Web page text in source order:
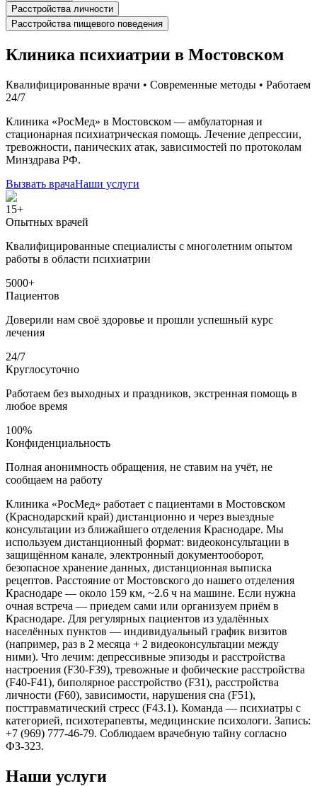
Расстройства личности
Расстройства пищевого поведения
Клиника психиатрии в Мостовском
Квалифицированные врачи • Современные методы • Работаем
24/7
Клиника «РосМед» в Мостовском — амбулаторная и
стационарная психиатрическая помощь. Лечение депрессии,
тревожности, панических атак, зависимостей по протоколам
Минздрава РФ.
Вызвать врачаНаши услуги
15+
Опытных врачей
Квалифицированные специалисты с многолетним опытом
работы в области психиатрии
5000+
Пациентов
Доверили нам своё здоровье и прошли успешный курс
лечения
24/7
Круглосуточно
Работаем без выходных и праздников, экстренная помощь в
любое время
100%
Конфиденциальность
Полная анонимность обращения, не ставим на учёт, не
сообщаем на работу
Клиника «РосМед» работает с пациентами в Мостовском
(Краснодарский край) дистанционно и через выездные
консультации из ближайшего отделения Краснодаре. Мы
используем дистанционный формат: видеоконсультации в
защищённом канале, электронный документооборот,
безопасное хранение данных, дистанционная выписка
рецептов. Расстояние от Мостовского до нашего отделения
Краснодаре — около 159 км, ~2.6 ч на машине. Если нужна
очная встреча — приедем сами или организуем приём в
Краснодаре. Для регулярных пациентов из удалённых
населённых пунктов — индивидуальный график визитов
(например, раз в 2 месяца + 2 видеоконсультации между
ними). Что лечим: депрессивные эпизоды и расстройства
настроения (F30-F39), тревожные и фобические расстройства
(F40-F41), биполярное расстройство (F31), расстройства
личности (F60), зависимости, нарушения сна (F51),
посттравматический стресс (F43.1). Команда — психиатры с
категорией, психотерапевты, медицинские психологи. Запись:
+7 (969) 777-46-79. Соблюдаем врачебную тайну согласно
ФЗ-323.
Наши услуги